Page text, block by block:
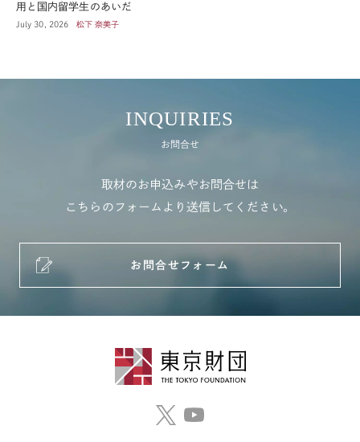
用と国内留学生のあいだ
July 30, 2026 松下 奈美子
INQUIRIES
お問合せ
取材のお申込みやお問合せは
こちらのフォームより送信してください。
お問合せフォーム